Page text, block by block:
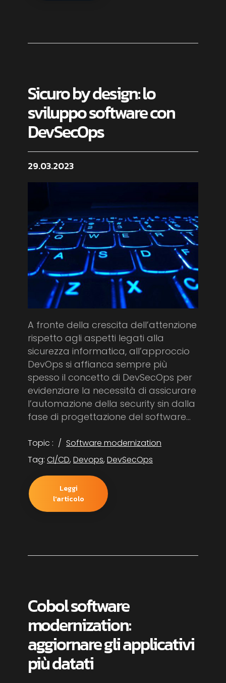
Sicuro by design: lo
sviluppo software con
DevSecOps
29.03.2023
A fronte della crescita dell’attenzione
rispetto agli aspetti legati alla
sicurezza informatica, all’approccio
DevOps si affianca sempre più
spesso il concetto di DevSecOps per
evidenziare la necessità di assicurare
l’automazione della security sin dalla
fase di progettazione del software...
Topic :
Software modernization
Tag: CI/CD, Devops, DevSecOps
Leggi
l'articolo
Cobol software
modernization:
aggiornare gli applicativi
più datati